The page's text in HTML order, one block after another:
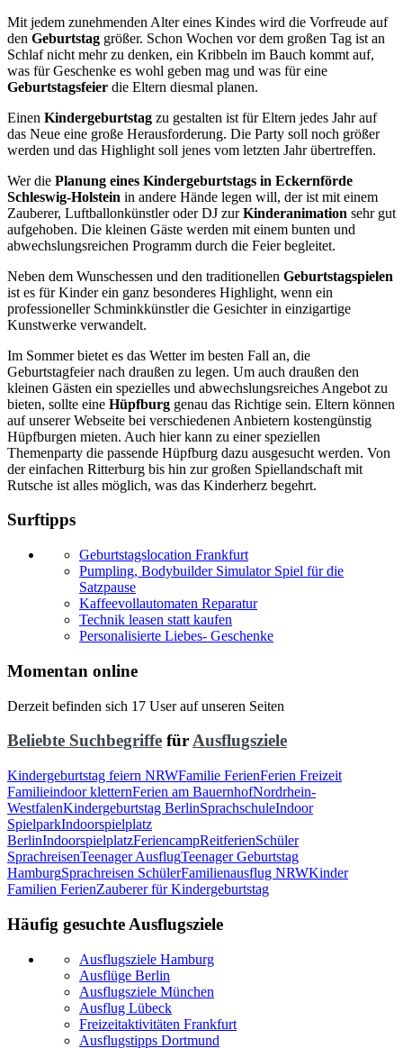
Mit jedem zunehmenden Alter eines Kindes wird die Vorfreude auf
den Geburtstag größer. Schon Wochen vor dem großen Tag ist an
Schlaf nicht mehr zu denken, ein Kribbeln im Bauch kommt auf,
was für Geschenke es wohl geben mag und was für eine
Geburtstagsfeier die Eltern diesmal planen.
Einen Kindergeburtstag zu gestalten ist für Eltern jedes Jahr auf
das Neue eine große Herausforderung. Die Party soll noch größer
werden und das Highlight soll jenes vom letzten Jahr übertreffen.
Wer die Planung eines Kindergeburtstags in Eckernförde
Schleswig-Holstein in andere Hände legen will, der ist mit einem
Zauberer, Luftballonkünstler oder DJ zurKinderanimation sehr gut
aufgehoben. Die kleinen Gäste werden mit einem bunten und
abwechslungsreichen Programm durch die Feier begleitet.
Neben dem Wunschessen und den traditionellen Geburtstagspielen
ist es für Kinder ein ganz besonderes Highlight, wenn ein
professioneller Schminkkünstler die Gesichter in einzigartige
Kunstwerke verwandelt.
Im Sommer bietet es das Wetter im besten Fall an, die
Geburtstagfeier nach draußen zu legen. Um auch draußen den
kleinen Gästen ein spezielles und abwechslungsreiches Angebot zu
bieten, sollte eine Hüpfburg genau das Richtige sein. Eltern können
auf unserer Webseite bei verschiedenen Anbietern kostengünstig
Hüpfburgen mieten. Auch hier kann zu einer speziellen
Themenparty die passende Hüpfburg dazu ausgesucht werden. Von
der einfachen Ritterburg bis hin zur großen Spiellandschaft mit
Rutsche ist alles möglich, was das Kinderherz begehrt.
Surftipps
Geburtstagslocation Frankfurt
Pumpling, Bodybuilder Simulator Spiel für die
Satzpause
Kaffeevollautomaten Reparatur
Technik leasen statt kaufen
Personalisierte Liebes- Geschenke
Momentan online
Derzeit befinden sich 17 User auf unseren Seiten
Beliebte Suchbegriffe fürAusflugsziele
Kindergeburtstag feiern NRWFamilie FerienFerien Freizeit
Familieindoor kletternFerien am BauernhofNordrhein-
WestfalenKindergeburtstag BerlinSprachschuleIndoor
SpielparkIndoorspielplatz
BerlinIndoorspielplatzFeriencampReitferienSchüler
SprachreisenTeenager AusflugTeenager Geburtstag
HamburgSprachreisen SchülerFamilienausflug NRWKinder
Familien FerienZauberer für Kindergeburtstag
Häufig gesuchte Ausflugsziele
Ausflugsziele Hamburg
Ausflüge Berlin
Ausflugsziele München
Ausflug Lübeck
Freizeitaktivitäten Frankfurt
Ausflugstipps Dortmund